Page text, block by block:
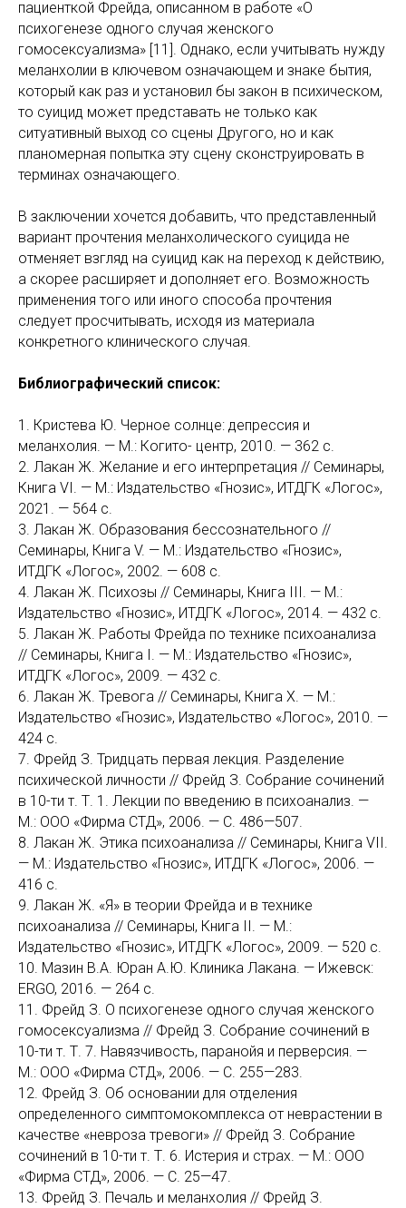
пациенткой Фрейда, описанном в работе «О
психогенезе одного случая женского
гомосексуализма» [11]. Однако, если учитывать нужду
меланхолии в ключевом означающем и знаке бытия,
который как раз и установил бы закон в психическом,
то суицид может представать не только как
ситуативный выход со сцены Другого, но и как
планомерная попытка эту сцену сконструировать в
терминах означающего.
В заключении хочется добавить, что представленный
вариант прочтения меланхолического суицида не
отменяет взгляд на суицид как на переход к действию,
а скорее расширяет и дополняет его. Возможность
применения того или иного способа прочтения
следует просчитывать, исходя из материала
конкретного клинического случая.
Библиографический список:
1. Кристева Ю. Черное солнце: депрессия и
меланхолия. — М.: Когито- центр, 2010. — 362 с.
2. Лакан Ж. Желание и его интерпретация // Семинары,
Книга VI. — М.: Издательство «Гнозис», ИТДГК «Логос»,
2021. — 564 с.
3. Лакан Ж. Образования бессознательного //
Семинары, Книга V. — М.: Издательство «Гнозис»,
ИТДГК «Логос», 2002. — 608 с.
4. Лакан Ж. Психозы // Семинары, Книга III. — М.:
Издательство «Гнозис», ИТДГК «Логос», 2014. — 432 с.
5. Лакан Ж. Работы Фрейда по технике психоанализа
// Семинары, Книга I. — М.: Издательство «Гнозис»,
ИТДГК «Логос», 2009. — 432 с.
6. Лакан Ж. Тревога // Семинары, Книга X. — М.:
Издательство «Гнозис», Издательство «Логос», 2010. —
424 с.
7. Фрейд З. Тридцать первая лекция. Разделение
психической личности // Фрейд З. Собрание сочинений
в 10-ти т. Т. 1. Лекции по введению в психоанализ. —
М.: ООО «Фирма СТД», 2006. — C. 486—507.
8. Лакан Ж. Этика психоанализа // Семинары, Книга VII.
— М.: Издательство «Гнозис», ИТДГК «Логос», 2006. —
416 с.
9. Лакан Ж. «Я» в теории Фрейда и в технике
психоанализа // Семинары, Книга II. — М.:
Издательство «Гнозис», ИТДГК «Логос», 2009. — 520 с.
10. Мазин В.А. Юран А.Ю. Клиника Лакана. — Ижевск:
ERGO, 2016. — 264 c.
11. Фрейд З. О психогенезе одного случая женского
гомосексуализма // Фрейд З. Собрание сочинений в
10-ти т. Т. 7. Навязчивость, паранойя и перверсия. —
М.: ООО «Фирма СТД», 2006. — С. 255—283.
12. Фрейд З. Об основании для отделения
определенного симптомокомплекса от неврастении в
качестве «невроза тревоги» // Фрейд З. Собрание
сочинений в 10-ти т. Т. 6. Истерия и страх. — М.: ООО
«Фирма СТД», 2006. — C. 25—47.
13. Фрейд З. Печаль и меланхолия // Фрейд З.